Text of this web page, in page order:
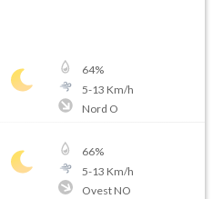
64%
5-13 Km/h
Nord O
66%
5-13 Km/h
Ovest NO